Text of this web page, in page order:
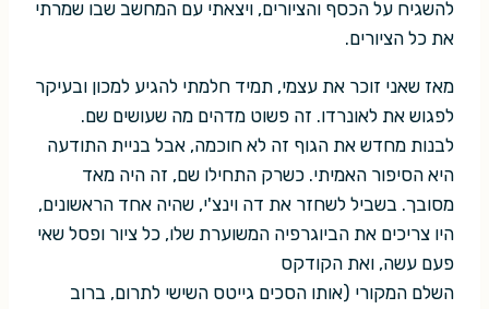
להשגיח על הכסף והציורים, ויצאתי עם המחשב שבו שמרתי
את כל הציורים.
מאז שאני זוכר את עצמי, תמיד חלמתי להגיע למכון ובעיקר
לפגוש את לאונרדו. זה פשוט מדהים מה שעושים שם.
לבנות מחדש את הגוף זה לא חוכמה, אבל בניית התודעה
היא הסיפור האמיתי. כשרק התחילו שם, זה היה מאד
מסובך. בשביל לשחזר את דה וינצ'י, שהיה אחד הראשונים,
היו צריכים את הביוגרפיה המשוערת שלו, כל ציור ופסל שאי
פעם עשה, ואת הקודקס
השלם המקורי (אותו הסכים גייטס השישי לתרום, ברוב